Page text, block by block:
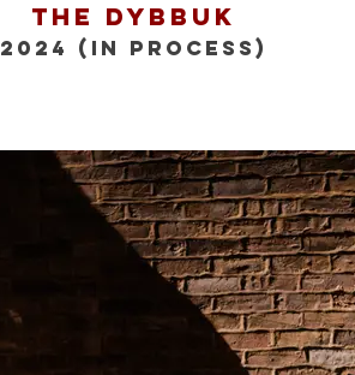
The Dybbuk
2024 (In Process)